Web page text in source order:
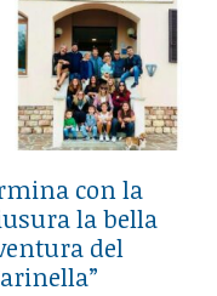
con la
la bella
del